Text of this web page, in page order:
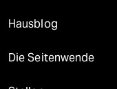
Hausblog
Die Seitenwende